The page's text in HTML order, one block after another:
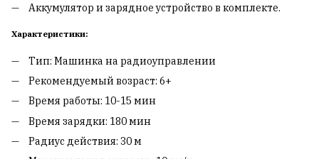
Аккумулятор и зарядное устройство в комплекте.
Характеристики:
Тип: Машинка на радиоуправлении
Рекомендуемый возраст: 6+
Время работы: 10-15 мин
Время зарядки: 180 мин
Радиус действия: 30 м